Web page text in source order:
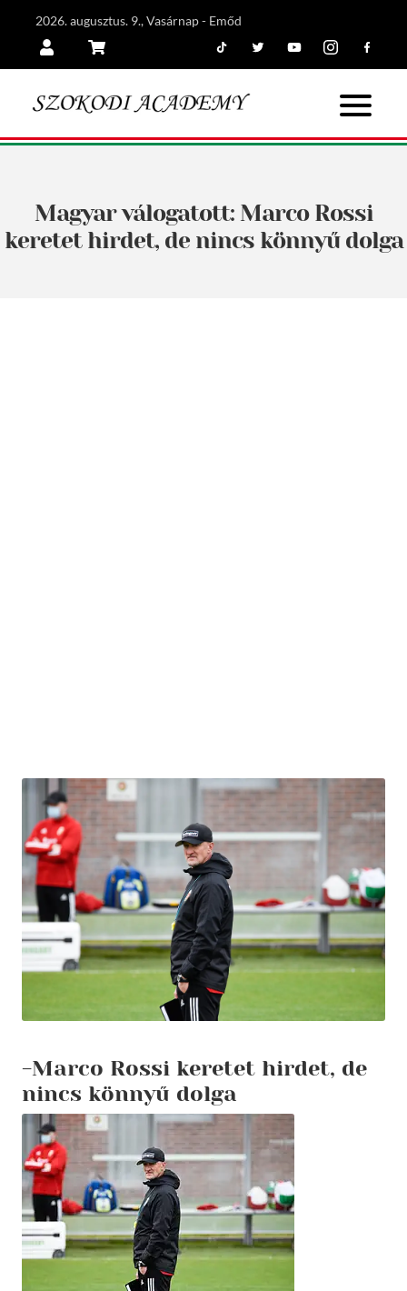
2026. augusztus. 9., Vasárnap - Emőd
Magyar válogatott: Marco Rossi
keretet hirdet, de nincs könnyű dolga
-Marco Rossi keretet hirdet, de
nincs könnyű dolga